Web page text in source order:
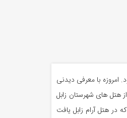
امروزه با معرفی دیدنی
هتل های شهرستان زابل
هتل آرام زابل یافت